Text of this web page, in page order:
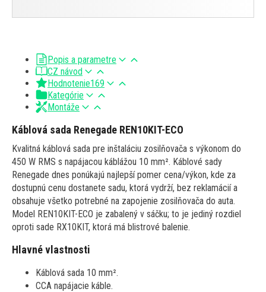
Popis a parametre
CZ návod
Hodnotenie169
Kategórie
Montáže
Káblová sada Renegade REN10KIT-ECO
Kvalitná káblová sada pre inštaláciu zosilňovača s výkonom do
450 W RMS s napájacou káblážou 10 mm². Káblové sady
Renegade dnes ponúkajú najlepší pomer cena/výkon, kde za
dostupnú cenu dostanete sadu, ktorá vydrží, bez reklamácií a
obsahuje všetko potrebné na zapojenie zosilňovača do auta.
Model REN10KIT-ECO je zabalený v sáčku; to je jediný rozdiel
oproti sade RX10KIT, ktorá má blistrové balenie.
Hlavné vlastnosti
Káblová sada 10 mm².
CCA napájacie káble.